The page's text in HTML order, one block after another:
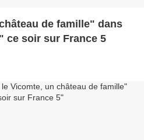
de famille" dans
ce soir sur France 5